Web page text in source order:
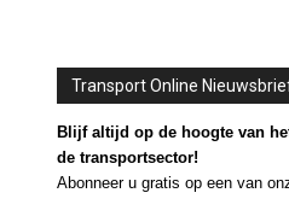
Transport Online
Blijf altijd op de hoogte van
de transportsector!
Abonneer u gratis op een van